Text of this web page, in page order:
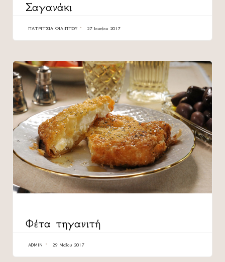
Σαγανάκι
ΠΑΤΡΊΤΣΙΑ ΦΙΛΊΠΠΟΥ 27 Ιουνίου 2017
Φέτα τηγανιτή
ADMIN 29 Μαΐου 2017